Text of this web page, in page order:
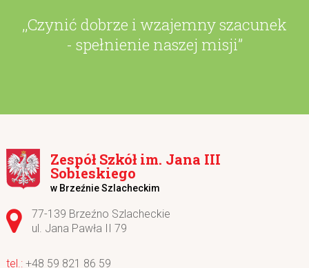
,,Czynić dobrze i wzajemny szacunek
- spełnienie naszej misji”
Zespół Szkół im. Jana III
Sobieskiego
w Brzeźnie Szlacheckim
Adres pocztowy:
77-139 Brzeźno Szlacheckie
ul. Jana Pawła II 79
+48 59 821 86 59